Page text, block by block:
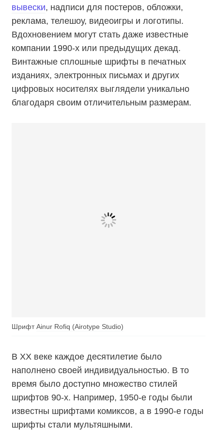
вывески, надписи для постеров, обложки,
реклама, телешоу, видеоигры и логотипы.
Вдохновением могут стать даже известные
компании 1990-х или предыдущих декад.
Винтажные сплошные шрифты в печатных
изданиях, электронных письмах и других
цифровых носителях выглядели уникально
благодаря своим отличительным размерам.
ШрифтAinur Rofiq (Airotype Studio)
В ХХ веке каждое десятилетие было
наполнено своей индивидуальностью. В то
время было доступно множество стилей
шрифтов 90-х. Например, 1950-е годы были
известны шрифтами комиксов, а в 1990-е годы
шрифты стали мультяшными.